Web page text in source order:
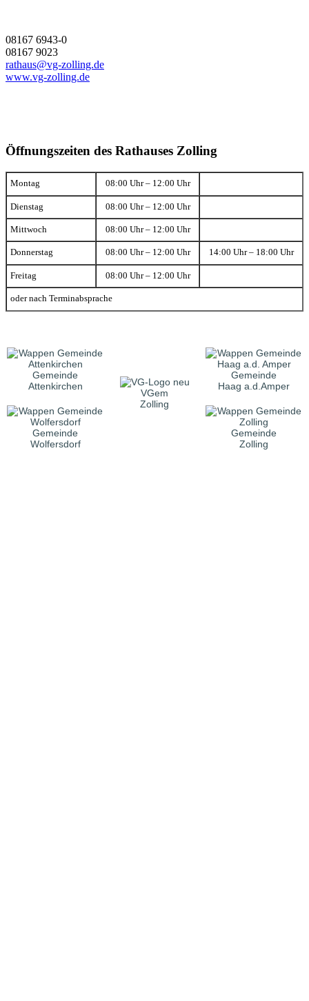
08167 6943-0
08167 9023
rathaus@vg-zolling.de
www.vg-zolling.de
Öffnungszeiten des Rathauses Zolling
Montag 08:00 Uhr – 12:00 Uhr
Dienstag 08:00 Uhr – 12:00 Uhr
Mittwoch 08:00 Uhr – 12:00 Uhr
Donnerstag 08:00 Uhr – 12:00 Uhr 14:00 Uhr – 18:00 Uhr
Freitag 08:00 Uhr – 12:00 Uhr
oder nach Terminabsprache
Gemeinde
Attenkirchen
VGem
Zolling
Gemeinde
Haag a.d.Amper
Gemeinde
Wolfersdorf
Gemeinde
Zolling